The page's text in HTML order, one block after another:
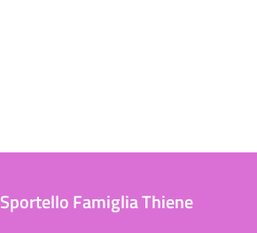
Sportello Famiglia Thiene